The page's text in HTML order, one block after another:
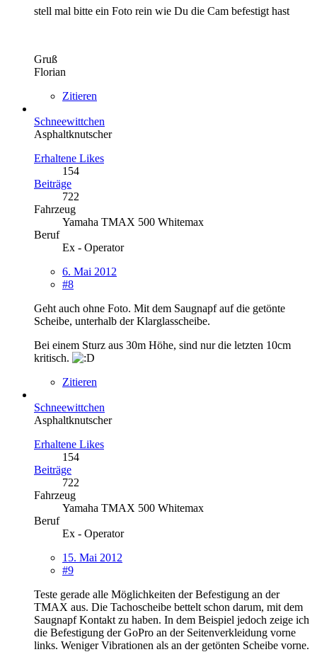
stell mal bitte ein Foto rein wie Du die Cam befestigt hast
Gruß
Florian
Zitieren
Schneewittchen
Asphaltknutscher
Erhaltene Likes
154
Beiträge
722
Fahrzeug
Yamaha TMAX 500 Whitemax
Beruf
Ex - Operator
6. Mai 2012
#8
Geht auch ohne Foto. Mit dem Saugnapf auf die getönte
Scheibe, unterhalb der Klarglasscheibe.
Bei einem Sturz aus 30m Höhe, sind nur die letzten 10cm
kritisch.
Zitieren
Schneewittchen
Asphaltknutscher
Erhaltene Likes
154
Beiträge
722
Fahrzeug
Yamaha TMAX 500 Whitemax
Beruf
Ex - Operator
15. Mai 2012
#9
Teste gerade alle Möglichkeiten der Befestigung an der
TMAX aus. Die Tachoscheibe bettelt schon darum, mit dem
Saugnapf Kontakt zu haben. In dem Beispiel jedoch zeige ich
die Befestigung der GoPro an der Seitenverkleidung vorne
links. Weniger Vibrationen als an der getönten Scheibe vorne.